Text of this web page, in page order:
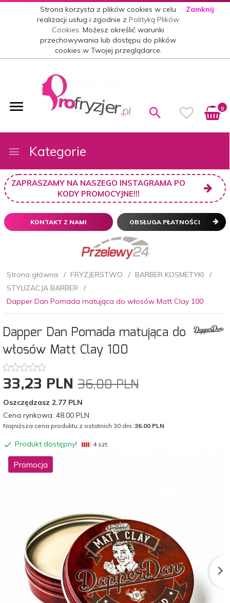
Strona korzysta z plików cookies w celu
realizacji usług i zgodnie zPolityką Plików
Cookies. Możesz określić warunki
przechowywania lub dostępu do plików
cookies w Twojej przeglądarce.
Zamknij
0
Kategorie
ZAPRASZAMY NA NASZEGO INSTAGRAMA PO
KODY PROMOCYJNE!!!
KONTAKT Z NAMI OBSŁUGA PŁATNOŚCI
Strona główna FRYZJERSTWO
BARBER KOSMETYKI
STYLIZACJA BARBER
Dapper Dan Pomada matująca do włosów Matt Clay 100
Dapper Dan Pomada matująca do
włosów Matt Clay 100
33,23 PLN 36,00 PLN
Oszczędzasz 2.77 PLN
Cena rynkowa: 48.00 PLN
Najniższa cena produktu z ostatnich 30 dni: 36.00 PLN
Produkt dostępny! 4 szt.
Promocja